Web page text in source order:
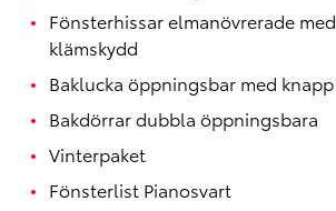
Fönsterhissar elmanövrerade med
klämskydd
Baklucka öppningsbar med knapp
Bakdörrar dubbla öppningsbara
Vinterpaket
Fönsterlist Pianosvart